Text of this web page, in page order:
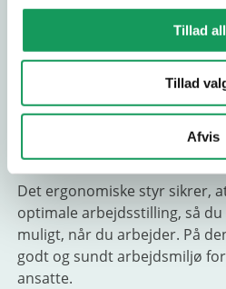
Tillad
Tillad
Afvis
oplevelse. Den børsteløse
fejemaskine er effektiv og
En Cramer fejemaskine er en
af højeste kvalitet. Den er et
undvære, når først du har
fejemaskine holder i mange
stabil snerydning hele
Det ergonomiske styr sikrer,
optimale arbejdsstilling, så
muligt, når du arbejder. På
godt og sundt arbejdsmiljø
ansatte.